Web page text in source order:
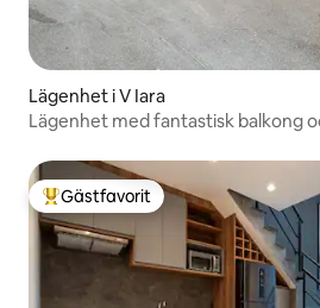
Lägenhet i V Iara
Lägenhet med fantastisk balkong
Populär gästfavorit
Gästfavorit